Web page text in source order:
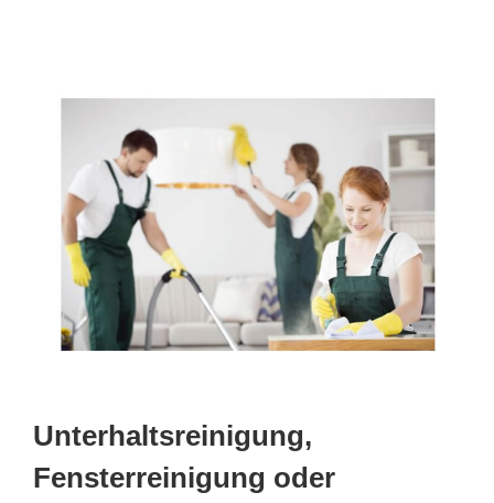
Unterhaltsreinigung,
Fensterreinigung oder